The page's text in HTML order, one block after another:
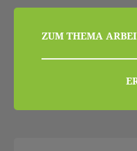
ZUM THEMA